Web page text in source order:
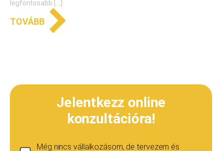
legfontosabb […]
TOVÁBB
Jelentkezz online
konzultációra!
Még nincs vállalkozásom, de tervezem és